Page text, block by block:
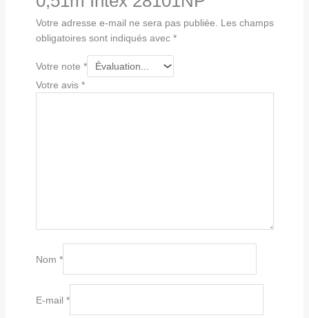
Votre adresse e-mail ne sera pas publiée.
Les champs
obligatoires sont indiqués avec *
Votre note *
Votre avis *
Nom *
E-mail *